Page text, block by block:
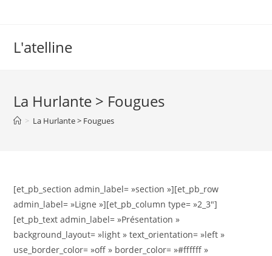
L'atelline
La Hurlante > Fougues
> La Hurlante > Fougues
[et_pb_section admin_label= »section »][et_pb_row
admin_label= »Ligne »][et_pb_column type= »2_3″]
[et_pb_text admin_label= »Présentation »
background_layout= »light » text_orientation= »left »
use_border_color= »off » border_color= »#ffffff »